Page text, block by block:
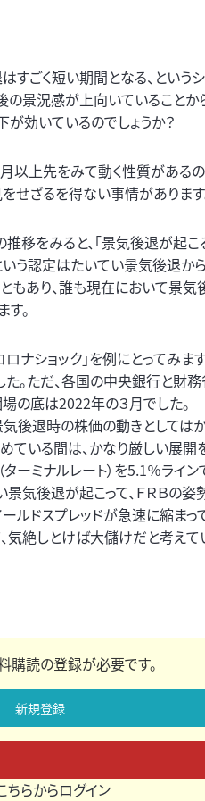
すごく短い期間となる、という
の景況感が上向いていること
が効いているのでしょうか？
以上先をみて動く性質がある
をせざるを得ない事情があります
移をみると、「景気後退が起こ
う認定はたいてい景気後退か
あり、誰も現在において景気
。
ナショック」を例にとってみ
。ただ、各国の中央銀行と財
の底は2022年の３月でした。
後退時の株価の動きとしては
いる間は、かなり厳しい展開
ーミナルレート）を5.1％ライ
景気後退が起こって、ＦＲＢの
ルドスプレッドが急速に縮ま
気絶しとけば大儲けだと考えて
購読の登録が必要です。
新規登録
ちらからログイン